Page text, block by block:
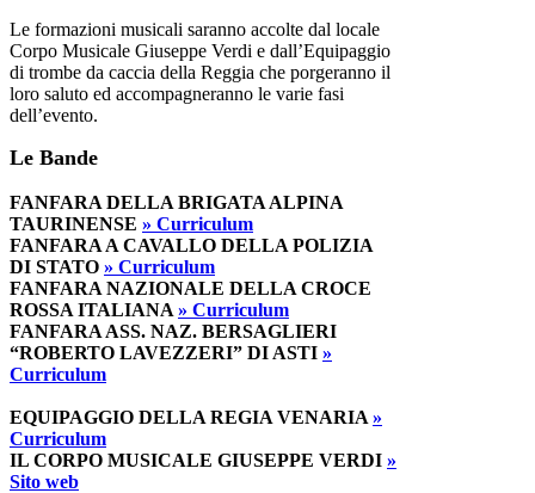
Le formazioni musicali saranno accolte dal locale
Corpo Musicale Giuseppe Verdi e dall’Equipaggio
di trombe da caccia della Reggia che porgeranno il
loro saluto ed accompagneranno le varie fasi
dell’evento.
Le Bande
FANFARA DELLA BRIGATA ALPINA
TAURINENSE » Curriculum
FANFARA A CAVALLO DELLA POLIZIA
DI STATO » Curriculum
FANFARA NAZIONALE DELLA CROCE
ROSSA ITALIANA » Curriculum
FANFARA ASS. NAZ. BERSAGLIERI
“ROBERTO LAVEZZERI” DI ASTI »
Curriculum
EQUIPAGGIO DELLA REGIA VENARIA »
Curriculum
IL CORPO MUSICALE GIUSEPPE VERDI »
Sito web